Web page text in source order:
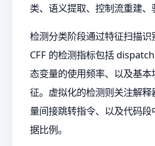
类、语义提取、控制流重建、
检测分类阶段通过特征扫描识
CFF 的检测指标包括
态变量的使用频率、以及基
征。虚拟化的检测则关注解
量间接跳转指令、以及代码
据比例。